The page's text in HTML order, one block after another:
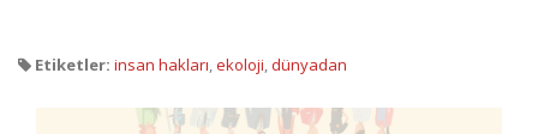
Etiketler: insan hakları,ekoloji,dünyadan